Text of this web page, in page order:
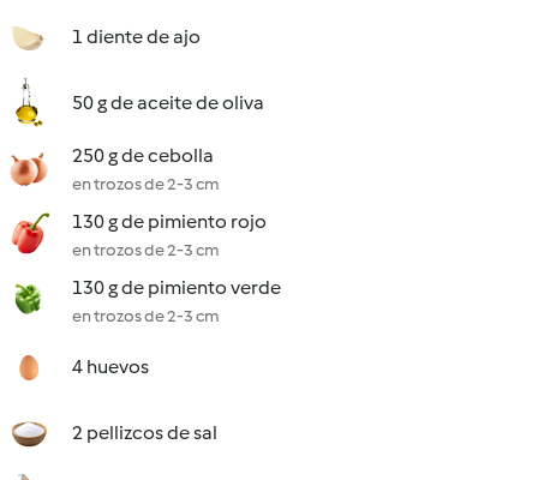
1 diente de ajo
50 g de aceite de oliva
250 g de cebolla
en trozos de 2-3 cm
130 g de pimiento rojo
en trozos de 2-3 cm
130 g de pimiento verde
en trozos de 2-3 cm
4 huevos
2 pellizcos de sal